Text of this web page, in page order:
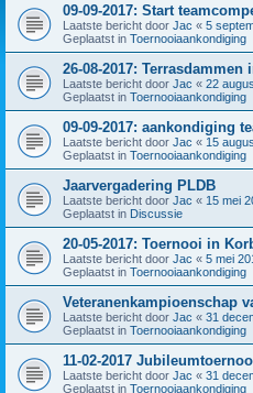
09-09-2017: Start
Laatste bericht door Jac « 5
Geplaatst in Toernooiaankondiging
26-08-2017: Terrasdammen
Laatste bericht door Jac « 22
Geplaatst in Toernooiaankondiging
09-09-2017: aankondiging
Laatste bericht door Jac « 15
Geplaatst in Toernooiaankondiging
Jaarvergadering PLDB
Laatste bericht door Jac « 15 mei
Geplaatst in Discussie
20-05-2017: Toernooi in
Laatste bericht door Jac « 5 mei
Geplaatst in Toernooiaankondiging
Veteranenkampioenschap
Laatste bericht door Jac « 31
Geplaatst in Toernooiaankondiging
11-02-2017
Laatste bericht door Jac « 31
Geplaatst in Toernooiaankondiging